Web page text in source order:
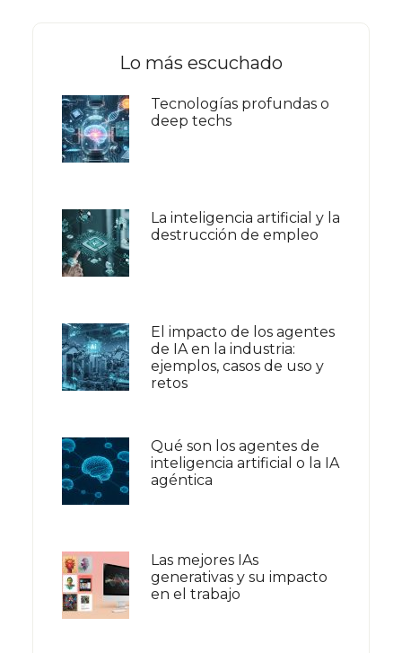
Lo más escuchado
Tecnologías profundas o
deep techs
La inteligencia artificial y la
destrucción de empleo
El impacto de los agentes
de IA en la industria:
ejemplos, casos de uso y
retos
Qué son los agentes de
inteligencia artificial o la IA
agéntica
Las mejores IAs
generativas y su impacto
en el trabajo